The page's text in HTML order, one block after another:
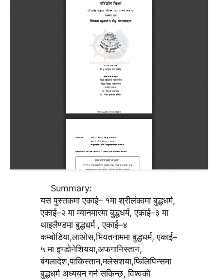
Summary:
यस पुस्तकमा एकाई– १मा श्रीलंकामा बुद्धधर्म,
एकाई–२ मा म्यानमारमा बुद्धधर्म, एकाई–३ मा
थाइलैण्डमा बुद्धधर्म , एकाई–४
कम्बोडिया,लाओस,भियतनाममा बुद्धधर्म, एकाई–
५ मा इण्डोनेशियया,अफगानिस्तान,
बंगलादेश,पाकिस्तान,मलेसशया,फिलिपिन्समा
बुद्धधर्म अध्ययन गर्न सकिन्छ, विश्वको